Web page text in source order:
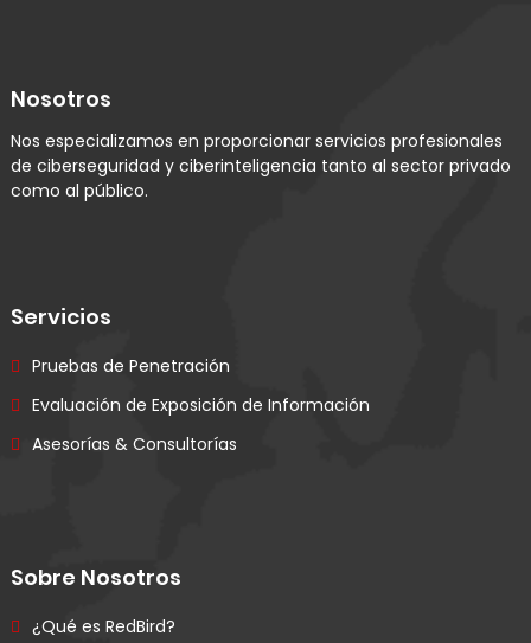
Nosotros
Nos especializamos en proporcionar servicios profesionales
de ciberseguridad y ciberinteligencia tanto al sector privado
como al público.
Servicios
Pruebas de Penetración
Evaluación de Exposición de Información
Asesorías & Consultorías
Sobre Nosotros
¿Qué es RedBird?